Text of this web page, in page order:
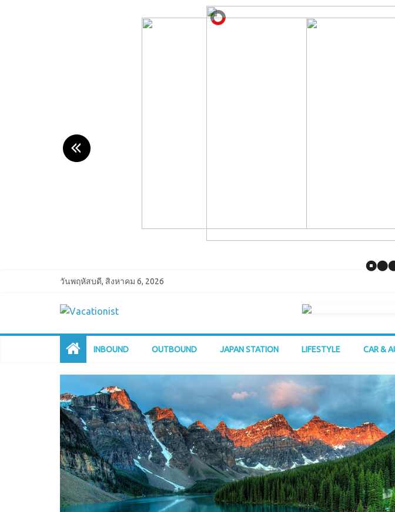
วันพฤหัสบดี, สิงหาคม 6, 2026
INBOUND OUTBOUND JAPAN STATION LIFESTYLE CAR &